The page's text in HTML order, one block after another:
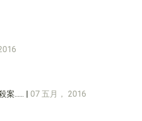
案...... | 07 五月， 2016